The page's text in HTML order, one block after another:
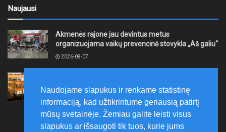
Naujausi
Akmenės rajone jau devintus metus
organizuojama vaikų prevencinė stovykla „Aš galiu“
2026-08-07
smulkiojo ir vidutinio verslo subjektų kūrimąsi
2026-08-07
Naudojame slapukus ir renkame statistinę
informaciją, kad užtikrintume geriausią patirtį
mūsų svetainėje. Žemiau galite leisti visus
slapukus ar išsaugoti tik tuos, kurie jums